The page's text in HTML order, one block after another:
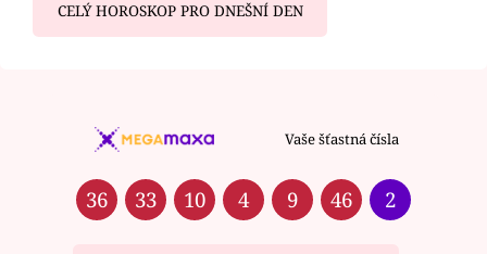
CELÝ HOROSKOP PRO DNEŠNÍ DEN
Vaše šťastná čísla
36 33 10 4 9 46 2